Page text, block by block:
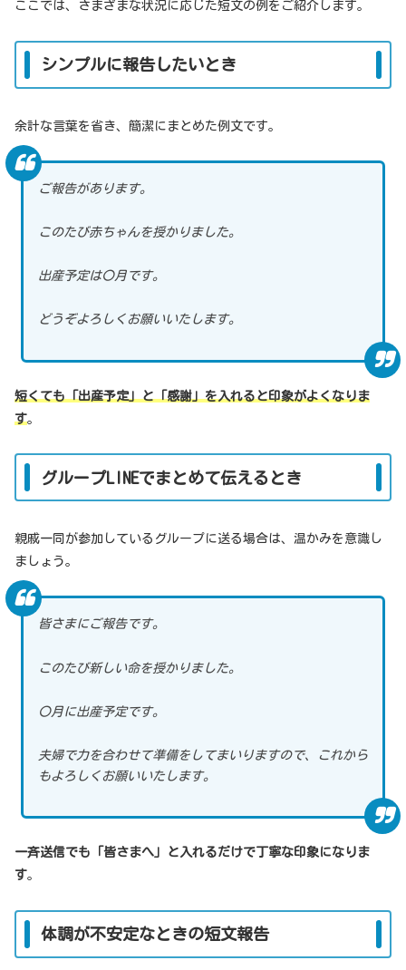
ここでは、さまざまな状況に応じた短文の例をご紹介します。
シンプルに報告したいとき
余計な言葉を省き、簡潔にまとめた例文です。
ご報告があります。
このたび赤ちゃんを授かりました。
出産予定は〇月です。
どうぞよろしくお願いいたします。
短くても「出産予定」と「感謝」を入れると印象がよくなりま
す。
グループLINEでまとめて伝えるとき
親戚一同が参加しているグループに送る場合は、温かみを意識し
ましょう。
皆さまにご報告です。
このたび新しい命を授かりました。
〇月に出産予定です。
夫婦で力を合わせて準備をしてまいりますので、これから
もよろしくお願いいたします。
一斉送信でも「皆さまへ」と入れるだけで丁寧な印象になりま
す。
体調が不安定なときの短文報告